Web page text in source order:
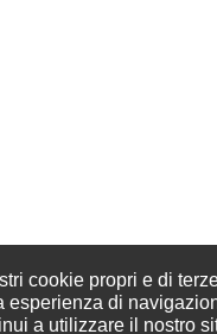
cookie propri e di
esperienza di
a utilizzare il nostro